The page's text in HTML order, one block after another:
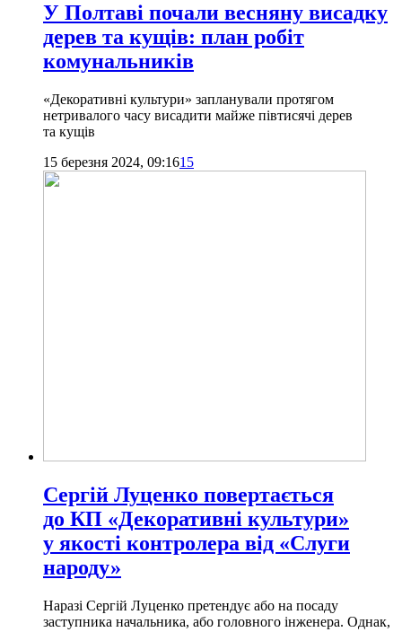
У Полтаві почали весняну висадку
дерев та кущів: план робіт
комунальників
«Декоративні культури» запланували протягом
нетривалого часу висадити майже півтисячі дерев
та кущів
15 березня 2024, 09:1615
Сергій Луценко повертається
до КП «Декоративні культури»
у якості контролера від «Слуги
народу»
Наразі Сергій Луценко претендує або на посаду
заступника начальника, або головного інженера. Однак,